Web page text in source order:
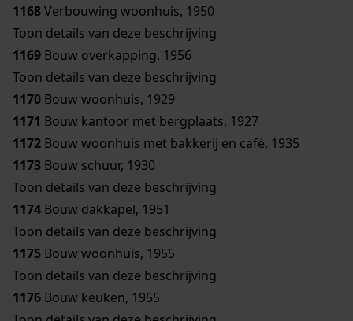
1168Verbouwing woonhuis, 1950
Toon details van deze beschrijving
1169 Bouw overkapping, 1956
Toon details van deze beschrijving
1170 Bouw woonhuis, 1929
1171 Bouw kantoor met bergplaats, 1927
1172 Bouw woonhuis met bakkerij en café, 1935
1173 Bouw schuur, 1930
Toon details van deze beschrijving
1174 Bouw dakkapel, 1951
Toon details van deze beschrijving
1175 Bouw woonhuis, 1955
Toon details van deze beschrijving
1176 Bouw keuken, 1955